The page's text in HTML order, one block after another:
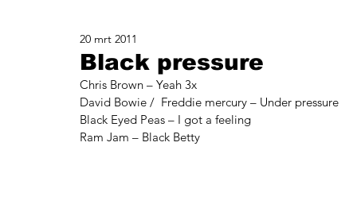
Black pressure
20 mrt 2011
Chris Brown – Yeah 3x
David Bowie /  Freddie mercury – Under pressure
Black Eyed Peas – I got a feeling
Ram Jam – Black Betty